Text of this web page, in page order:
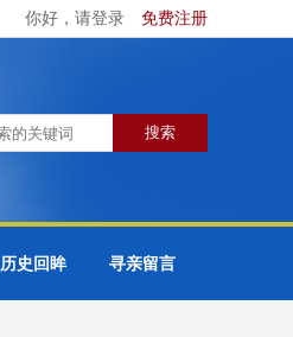
你好，请登录 免费注册
历史回眸 寻亲留言